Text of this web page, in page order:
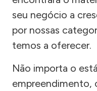
seu negócio a
por nossas
temos a oferecer.
Não importa o
empreendimento,